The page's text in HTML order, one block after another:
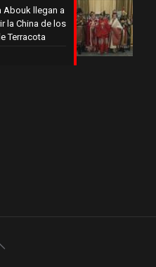
Abouk llegan a
la China de los
Terracota